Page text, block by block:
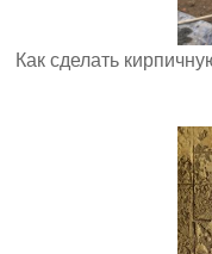
Как сделать